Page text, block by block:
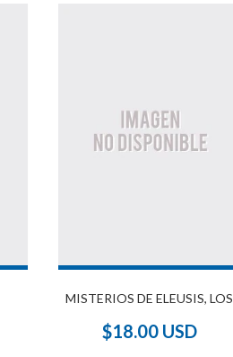
MISTERIOS DE ELEUSIS, LOS
$18.00 USD